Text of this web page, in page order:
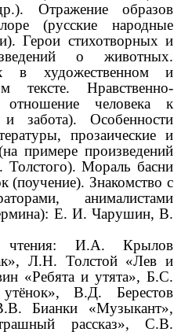
Отражение образов
(русские народные
Герои стихотворных и
о животных.
в художественном и
тексте. Нравственно-
отношение человека к
забота). Особенности
прозаические и
примере произведений
Мораль басни
(поучение). Знакомство с
анималистами
Е. И. Чарушин, В.
чтения: И.А. Крылов
Л.Н. Толстой «Лев и
«Ребята и утята», Б.С.
В.Д. Берестов
Бианки «Музыкант»,
рассказ», С.В.